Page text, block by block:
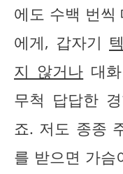
에도 수백 번씩
에게, 갑자기
지 않거나 대
무척 답답한
죠. 저도 종종
를 받으면 가슴